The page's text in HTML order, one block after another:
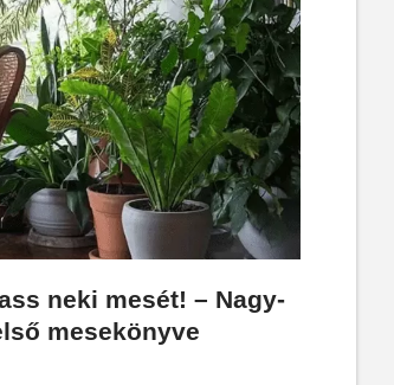
neki mesét! – Nagy-
mesekönyve